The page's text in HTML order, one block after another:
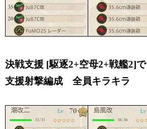
決戦支援 [駆逐2+空母2+戦艦2]で
支援射撃編成 全員キラキラ